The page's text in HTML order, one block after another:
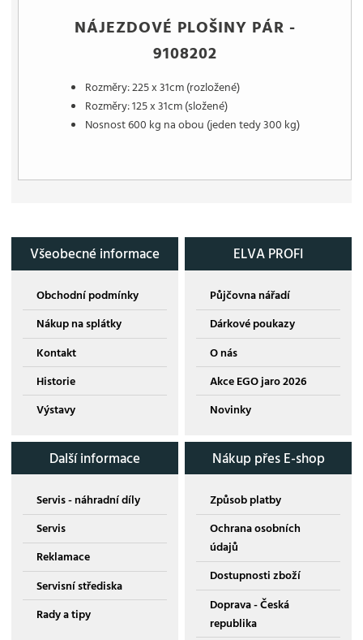
NÁJEZDOVÉ PLOŠINY PÁR -
9108202
Rozměry: 225 x 31cm (rozložené)
Rozměry: 125 x 31cm (složené)
Nosnost 600 kg na obou (jeden tedy 300 kg)
Všeobecné informace
Obchodní podmínky
Nákup na splátky
Kontakt
Historie
Výstavy
ELVA PROFI
Půjčovna nářadí
Dárkové poukazy
O nás
Akce EGO jaro 2026
Novinky
Další informace
Servis - náhradní díly
Servis
Reklamace
Servisní střediska
Rady a tipy
Nákup přes E-shop
Způsob platby
Ochrana osobních
údajů
Dostupnosti zboží
Doprava - Česká
republika